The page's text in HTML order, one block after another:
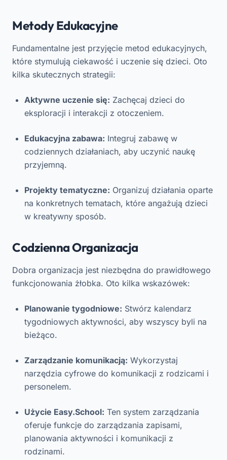
Metody Edukacyjne
Fundamentalne jest przyjęcie metod edukacyjnych,
które stymulują ciekawość i uczenie się dzieci. Oto
kilka skutecznych strategii:
Aktywne uczenie się: Zachęcaj dzieci do
eksploracji i interakcji z otoczeniem.
Edukacyjna zabawa: Integruj zabawę w
codziennych działaniach, aby uczynić naukę
przyjemną.
Projekty tematyczne: Organizuj działania oparte
na konkretnych tematach, które angażują dzieci
w kreatywny sposób.
Codzienna Organizacja
Dobra organizacja jest niezbędna do prawidłowego
funkcjonowania żłobka. Oto kilka wskazówek:
Planowanie tygodniowe: Stwórz kalendarz
tygodniowych aktywności, aby wszyscy byli na
bieżąco.
Zarządzanie komunikacją: Wykorzystaj
narzędzia cyfrowe do komunikacji z rodzicami i
personelem.
Użycie Easy.School: Ten system zarządzania
oferuje funkcje do zarządzania zapisami,
planowania aktywności i komunikacji z
rodzinami.